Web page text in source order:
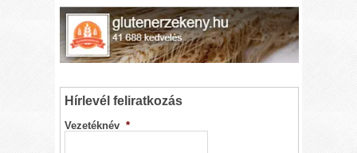
Hírlevél feliratkozás
Vezetéknév *